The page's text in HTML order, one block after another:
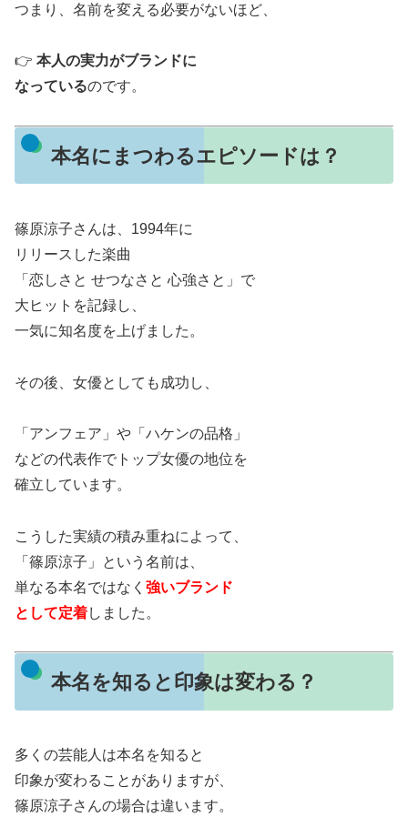
つまり、名前を変える必要がないほど、
👉 本人の実力がブランドに
なっているのです。
本名にまつわるエピソードは？
篠原涼子さんは、1994年に
リリースした楽曲
「恋しさと せつなさと 心強さと」で
大ヒットを記録し、
一気に知名度を上げました。
その後、女優としても成功し、
「アンフェア」や「ハケンの品格」
などの代表作でトップ女優の地位を
確立しています。
こうした実績の積み重ねによって、
「篠原涼子」という名前は、
単なる本名ではなく 強いブランド
として定着しました。
本名を知ると印象は変わる？
多くの芸能人は本名を知ると
印象が変わることがありますが、
篠原涼子さんの場合は違います。